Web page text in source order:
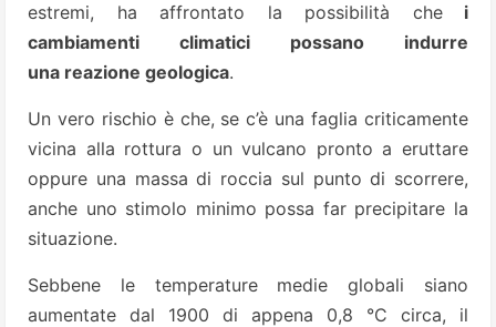
estremi, ha affrontato la possibilità chei
cambiamenti climatici possano indurre
una reazione geologica.
Un vero rischio è che, se c’è una faglia criticamente
vicina alla rottura o un vulcano pronto a eruttare
oppure una massa di roccia sul punto di scorrere,
anche uno stimolo minimo possa far precipitare la
situazione.
Sebbene le temperature medie globali siano
aumentate dal 1900 di appena 0,8 °C circa, il